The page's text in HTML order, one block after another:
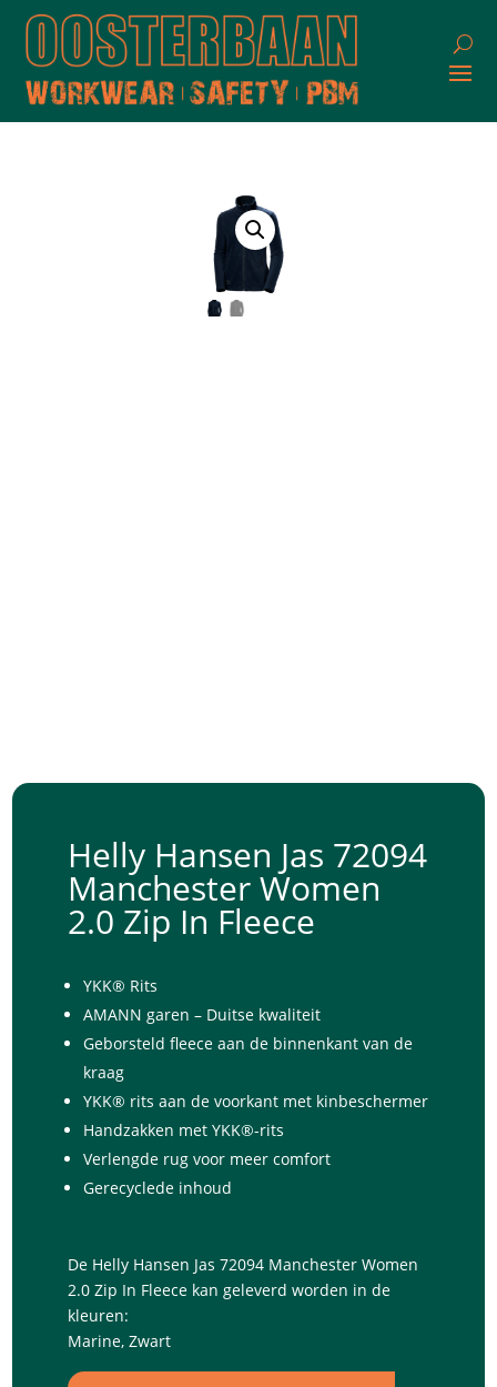
Helly Hansen Jas 72094
Manchester Women
2.0 Zip In Fleece
YKK® Rits
AMANN garen – Duitse kwaliteit
Geborsteld fleece aan de binnenkant van de
kraag
YKK® rits aan de voorkant met kinbeschermer
Handzakken met YKK®-rits
Verlengde rug voor meer comfort
Gerecyclede inhoud
De Helly Hansen Jas 72094 Manchester Women
2.0 Zip In Fleece kan geleverd worden in de
kleuren:
Marine, Zwart